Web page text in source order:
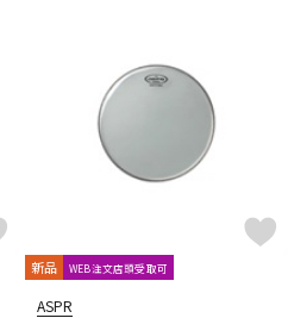
新品 WEB注文店頭受取可
ASPR